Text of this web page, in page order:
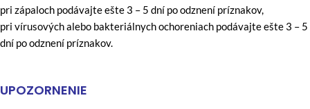
pri zápaloch podávajte ešte 3 – 5 dní po odznení príznakov,
pri vírusových alebo bakteriálnych ochoreniach podávajte ešte 3 – 5
dní po odznení príznakov.
UPOZORNENIE